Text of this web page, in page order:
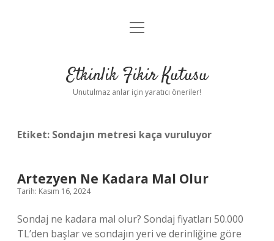
Anasayfa
Yasal Uyarı
menüyü
Etkinlik Fikir Kutusu
Unutulmaz anlar için yaratıcı öneriler!
Etiket: Sondajın metresi kaça vuruluyor
Artezyen Ne Kadara Mal Olur
Tarih: Kasım 16, 2024
Sondaj ne kadara mal olur? Sondaj fiyatları 50.000
TL’den başlar ve sondajın yeri ve derinliğine göre